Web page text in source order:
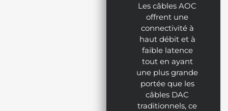
Les câbles AOC
offrent une
connectivité à
haut débit et à
faible latence
tout en ayant
une plus grande
portée que les
câbles DAC
traditionnels, ce